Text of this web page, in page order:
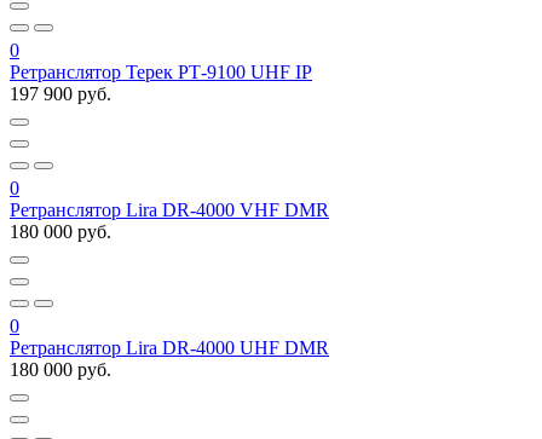
0
Ретранслятор Терек РТ-9100 UHF IP
197 900 руб.
0
Ретранслятор Lira DR-4000 VHF DMR
180 000 руб.
0
Ретранслятор Lira DR-4000 UHF DMR
180 000 руб.